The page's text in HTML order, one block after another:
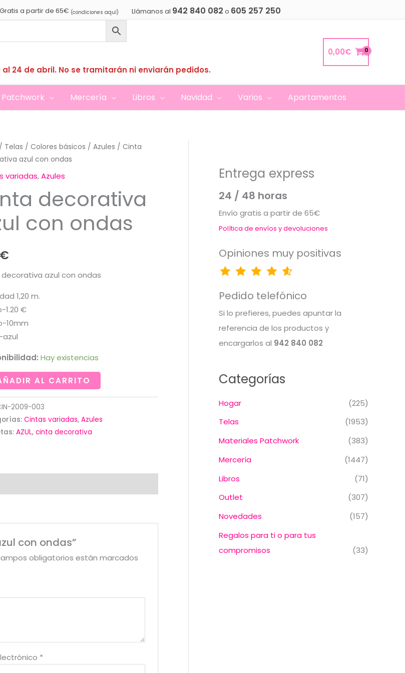
a partir de 65€ (condiciones aquí) Llámanos al 942 840 082 o 605 257 250
al 24 de abril. No se tramitarán ni enviarán pedidos.
0,00€
Mercería Libros Navidad Varios Apartamentos
/ Telas / Colores básicos / Azules / Cinta
azul con ondas
variadas,Azules
decorativa
con ondas
azul con ondas
1,20 m.
1.20 €
10mm
azul
Hay existencias
AL CARRITO
2009-003
Cintas variadas, Azules
AZUL, cinta decorativa
con ondas”
obligatorios están marcados
*
Entrega express
24 / 48 horas
Envío gratis a partir de 65€
Política de envíos y devoluciones
Opiniones muy positivas
Pedido telefónico
Si lo prefieres, puedes apuntar la
referencia de los productos y
encargarlos al 942 840 082
Categorías
Hogar
(225)
Telas
(1953)
Materiales Patchwork
(383)
Mercería
(1447)
Libros
(71)
Outlet
(307)
Novedades
(157)
Regalos para ti o para tus
compromisos
(33)